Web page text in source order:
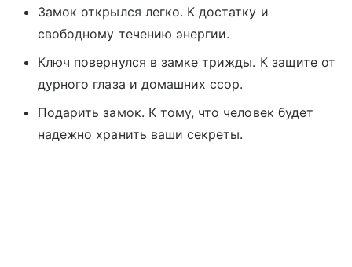
Замок открылся легко. К достатку и
свободному течению энергии.
Ключ повернулся в замке трижды. К защите от
дурного глаза и домашних ссор.
Подарить замок. К тому, что человек будет
надежно хранить ваши секреты.